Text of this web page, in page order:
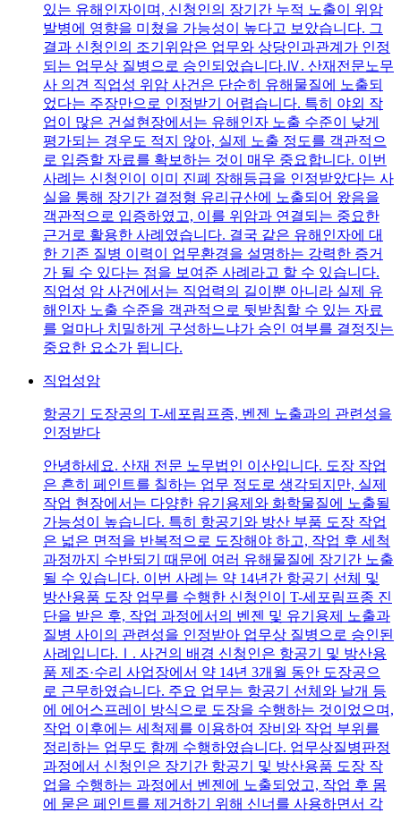
있는 유해인자이며, 신청인의 장기간 누적 노출이 위암
발병에 영향을 미쳤을 가능성이 높다고 보았습니다. 그
결과 신청인의 조기위암은 업무와 상당인과관계가 인정
되는 업무상 질병으로 승인되었습니다.Ⅳ. 산재전문노무
사 의견 직업성 위암 사건은 단순히 유해물질에 노출되
었다는 주장만으로 인정받기 어렵습니다. 특히 야외 작
업이 많은 건설현장에서는 유해인자 노출 수준이 낮게
평가되는 경우도 적지 않아, 실제 노출 정도를 객관적으
로 입증할 자료를 확보하는 것이 매우 중요합니다. 이번
사례는 신청인이 이미 진폐 장해등급을 인정받았다는 사
실을 통해 장기간 결정형 유리규산에 노출되어 왔음을
객관적으로 입증하였고, 이를 위암과 연결되는 중요한
근거로 활용한 사례였습니다. 결국 같은 유해인자에 대
한 기존 질병 이력이 업무환경을 설명하는 강력한 증거
가 될 수 있다는 점을 보여준 사례라고 할 수 있습니다.
직업성 암 사건에서는 직업력의 길이뿐 아니라 실제 유
해인자 노출 수준을 객관적으로 뒷받침할 수 있는 자료
를 얼마나 치밀하게 구성하느냐가 승인 여부를 결정짓는
중요한 요소가 됩니다.
직업성암
항공기 도장공의 T-세포림프종, 벤젠 노출과의 관련성을
인정받다
안녕하세요. 산재 전문 노무법인 이산입니다. 도장 작업
은 흔히 페인트를 칠하는 업무 정도로 생각되지만, 실제
작업 현장에서는 다양한 유기용제와 화학물질에 노출될
가능성이 높습니다. 특히 항공기와 방산 부품 도장 작업
은 넓은 면적을 반복적으로 도장해야 하고, 작업 후 세척
과정까지 수반되기 때문에 여러 유해물질에 장기간 노출
될 수 있습니다. 이번 사례는 약 14년간 항공기 선체 및
방산용품 도장 업무를 수행한 신청인이 T-세포림프종 진
단을 받은 후, 작업 과정에서의 벤젠 및 유기용제 노출과
질병 사이의 관련성을 인정받아 업무상 질병으로 승인된
사례입니다.Ⅰ. 사건의 배경 신청인은 항공기 및 방산용
품 제조·수리 사업장에서 약 14년 3개월 동안 도장공으
로 근무하였습니다. 주요 업무는 항공기 선체와 날개 등
에 에어스프레이 방식으로 도장을 수행하는 것이었으며,
작업 이후에는 세척제를 이용하여 장비와 작업 부위를
정리하는 업무도 함께 수행하였습니다. 업무상질병판정
과정에서 신청인은 장기간 항공기 및 방산용품 도장 작
업을 수행하는 과정에서 벤젠에 노출되었고, 작업 후 몸
에 묻은 페인트를 제거하기 위해 신너를 사용하면서 각